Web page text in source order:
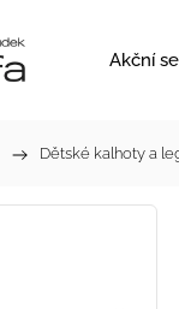
Akční
/ Dětské kalhoty a